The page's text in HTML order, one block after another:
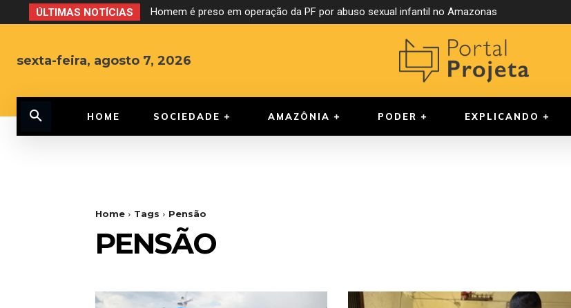
ÚLTIMAS NOTÍCIAS Homem é preso em operação da PF por abuso sexual infantil no Amazonas
sexta-feira, agosto 7, 2026
HOME SOCIEDADE AMAZÔNIA PODER EXPLICANDO
Home Tags Pensão
PENSÃO